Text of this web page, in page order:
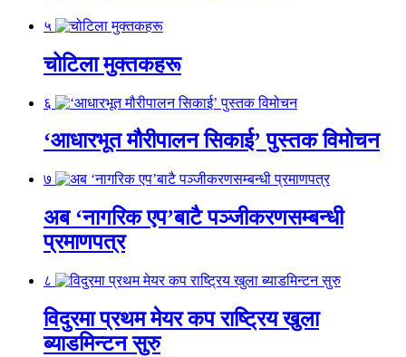
५
चोटिला मुक्तकहरू
६
‘आधारभूत मौरीपालन सिकाई’ पुस्तक विमोचन
७
अब ‘नागरिक एप’बाटै पञ्जीकरणसम्बन्धी
प्रमाणपत्र
८
विदुरमा प्रथम मेयर कप राष्ट्रिय खुला
ब्याडमिन्टन सुरु